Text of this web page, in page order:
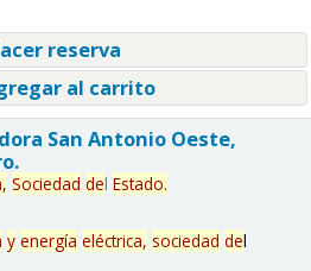
reserva
al carrito
San Antonio Oeste,
Sociedad del Estado.
y energía eléctrica, sociedad del